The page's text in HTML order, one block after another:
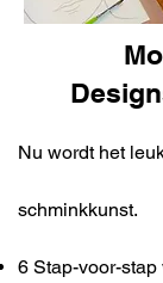
Nu wordt het
schminkkunst.
6 Stap-voor-